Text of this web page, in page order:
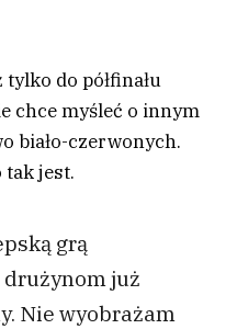
do półfinału
chce myśleć o innym
biało-czerwonych.
tak jest.
grą
drużynom już
Nie wyobrażam